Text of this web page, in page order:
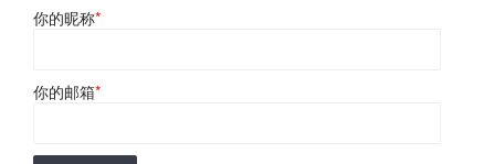
你的昵称*
你的邮箱*